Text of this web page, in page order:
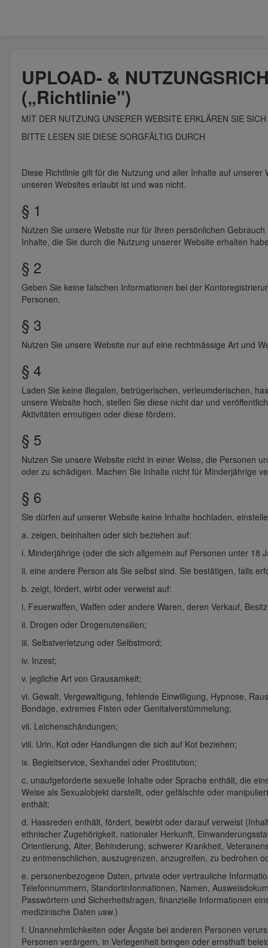
UPLOAD- &
(„Richtlinie")
MIT DER NUTZUNG UNSERER WEBSITE ERKLÄREN SIE
BITTE LESEN SIE DIESE SORGFÄLTIG DURCH
Diese Richtlinie gilt für die Nutzung und aller Inhalte auf
unseren Websites erlaubt ist und was nicht.
§ 1
Nutzen Sie unsere Website nur für Ihren persönlichen
Inhalte, die Sie durch die Nutzung unserer Website erhalten
§ 2
Geben Sie keine falschen Informationen bei der
Personen.
§ 3
Nutzen Sie unsere Website nur auf eine rechtmässige Art und
§ 4
Laden Sie keine illegalen, betrügerischen, verleumderischen,
unsere Website hoch, stellen Sie diese nicht dar und
Aktivitäten ermutigen oder diese fördern.
§ 5
Nutzen Sie unsere Website nicht in einer Weise, die Personen
oder zu schädigen. Machen Sie Inhalte nicht für Minderjährige
§ 6
Sie dürfen auf unserer Website keine Inhalte hochladen,
a. zeigen, beinhalten oder sich beziehen auf:
i. Minderjährige (oder die sich allgemein auf Personen unter 18
ii. eine andere Person als Sie selbst sind. Sie bestätigen, falls
b. zeigt, fördert, wirbt oder verweist auf:
i. Feuerwaffen, Waffen oder andere Waren, deren Verkauf,
ii. Drogen oder Drogenutensilien;
iii. Selbstverletzung oder Selbstmord;
iv. Inzest;
v. jegliche Art von Grausamkeit;
vi. Gewalt, Vergewaltigung, fehlende Einwilligung, Hypnose,
Bondage, extremes Fisten oder Genitalverstümmelung;
vii. Leichenschändungen;
viii. Urin, Kot oder Handlungen die sich auf Kot beziehen;
ix. Begleitservice, Sexhandel oder Prostitution;
c. unaufgeforderte sexuelle Inhalte oder Sprache enthält, die
Weise als Sexualobjekt darstellt, oder gefälschte oder
enthält;
d. Hassreden enthält, fördert, bewirbt oder darauf verweist
ethnischer Zugehörigkeit, nationaler Herkunft,
Orientierung, Alter, Behinderung, schwerer Krankheit,
zu entmenschlichen, auszugrenzen, anzugreifen, zu bedrohen
e. personenbezogene Daten, private oder vertrauliche
Telefonnummern, Standortinformationen, Namen,
Passwörtern und Sicherheitsfragen, finanzielle Informationen
medizinische Daten usw.)
f. Unannehmlichkeiten oder Ängste bei anderen Personen
Personen verärgern, in Verlegenheit bringen oder ernsthaft